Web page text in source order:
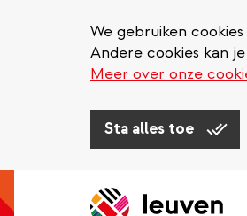
We gebruiken
Andere cookies kan
Meer over onze
Sta alles toe